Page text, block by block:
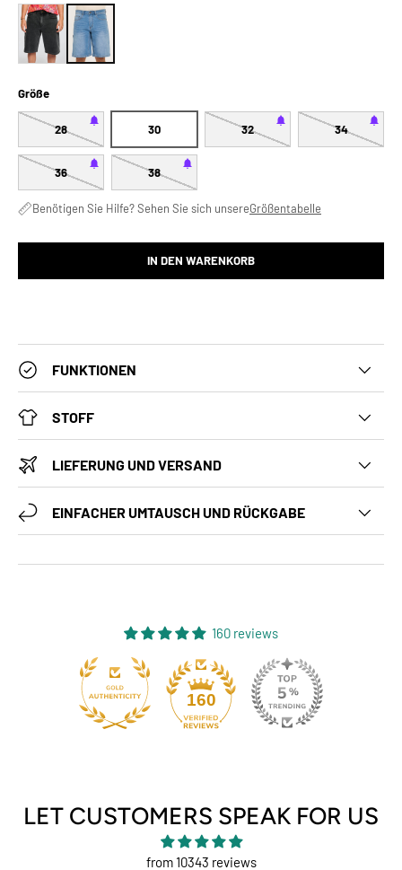
Größe
28 30 32 34
36 38
Benötigen Sie Hilfe? Sehen Sie sich unsereGrößentabelle
IN DEN WARENKORB
FUNKTIONEN
STOFF
LIEFERUNG UND VERSAND
EINFACHER UMTAUSCH UND RÜCKGABE
160 reviews
160
LET CUSTOMERS SPEAK FOR US
from 10343 reviews